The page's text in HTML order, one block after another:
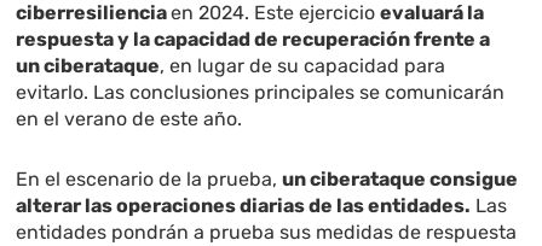
ciberresilienciaen 2024. Este ejercicioevaluará la
respuesta y la capacidad de recuperación frente a
un ciberataque, en lugar de su capacidad para
evitarlo. Las conclusiones principales se comunicarán
en el verano de este año.
En el escenario de la prueba,un ciberataque consigue
alterar las operaciones diarias de las entidades. Las
entidades pondrán a prueba sus medidas de respuesta